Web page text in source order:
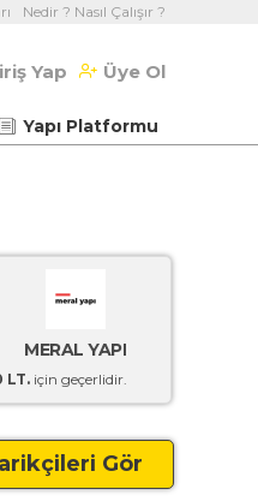
Nedir ? Nasıl Çalışır ?
Yap Üye Ol
Yapı Platformu
MERAL YAPI
LT. için geçerlidir.
Gör